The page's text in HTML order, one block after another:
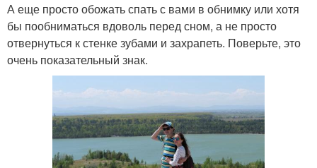
А еще просто обожать спать с вами в обнимку или хотя
бы пообниматься вдоволь перед сном, а не просто
отвернуться к стенке зубами и захрапеть. Поверьте, это
очень показательный знак.